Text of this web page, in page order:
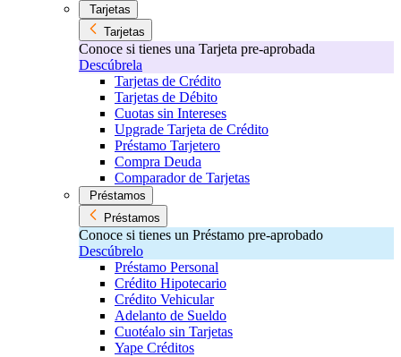
Tarjetas
Tarjetas
Conoce si tienes una Tarjeta pre-aprobada
Descúbrela
Tarjetas de Crédito
Tarjetas de Débito
Cuotas sin Intereses
Upgrade Tarjeta de Crédito
Préstamo Tarjetero
Compra Deuda
Comparador de Tarjetas
Préstamos
Préstamos
Conoce si tienes un Préstamo pre-aprobado
Descúbrelo
Préstamo Personal
Crédito Hipotecario
Crédito Vehicular
Adelanto de Sueldo
Cuotéalo sin Tarjetas
Yape Créditos